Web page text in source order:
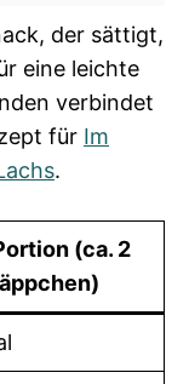
der sättigt,
eine leichte
verbindet
für Im
.
(ca. 2